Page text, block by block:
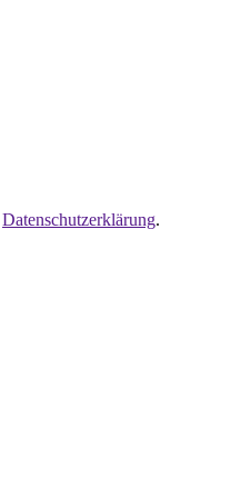
Datenschutzerklärung.